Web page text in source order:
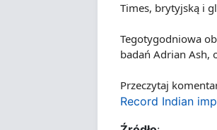
Times, brytyjską i
Tegotygodniowa
badań Adrian Ash,
Przeczytaj
Record Indian